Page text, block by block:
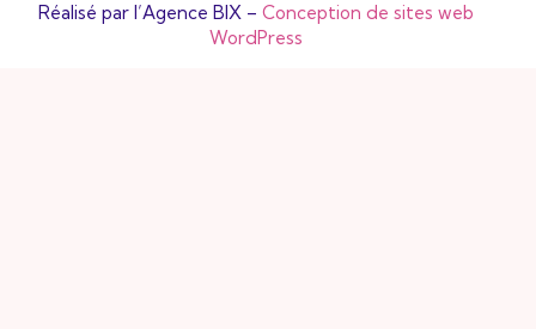
Réalisé par l’Agence BIX – Conception de sites web
WordPress